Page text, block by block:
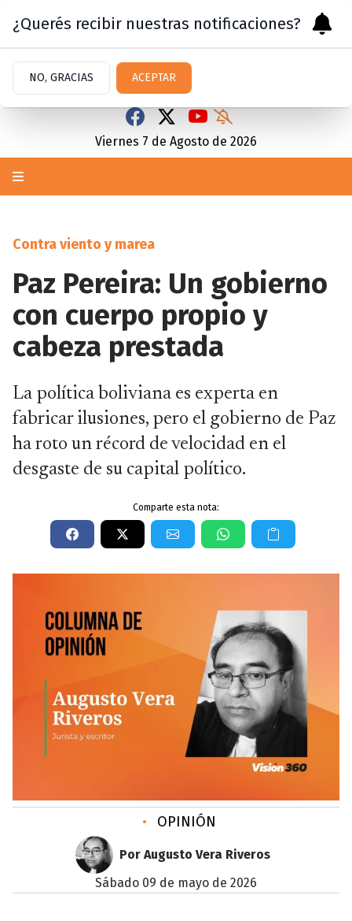
Viernes 7 de Agosto de 2026
Contra viento y marea
Paz Pereira: Un gobierno
con cuerpo propio y
cabeza prestada
La política boliviana es experta en
fabricar ilusiones, pero el gobierno de Paz
ha roto un récord de velocidad en el
desgaste de su capital político.
Comparte esta nota:
• OPINIÓN
Por Augusto Vera Riveros
sábado 09 de mayo de 2026
¿Querés recibir nuestras notificaciones?
NO, GRACIAS ACEPTAR